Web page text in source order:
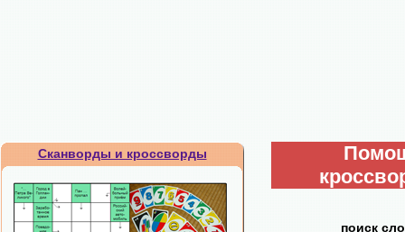
Сканворды и кроссворды
поиск